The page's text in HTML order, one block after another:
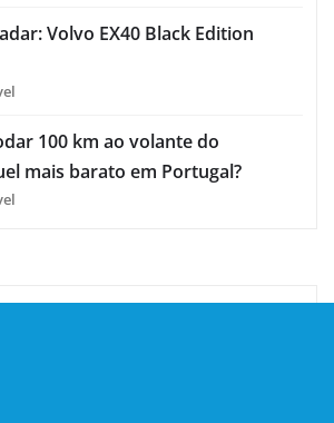
Volvo EX40 Black Edition
100 km ao volante do
mais barato em Portugal?